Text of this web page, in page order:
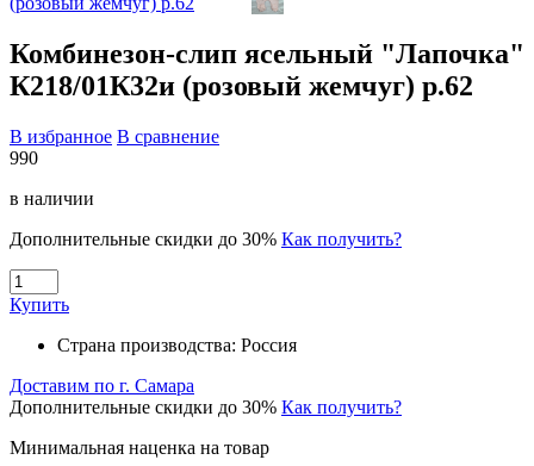
Комбинезон-слип ясельный "Лапочка"
К218/01К32и (розовый жемчуг) р.62
В избранное В сравнение
990
в наличии
Дополнительные скидки до 30% Как получить?
Купить
Страна производства: Россия
Доставим по г. Самара
Дополнительные скидки до 30% Как получить?
Минимальная наценка на товар